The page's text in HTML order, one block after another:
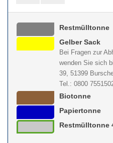
Restmülltonne
Gelber Sack
Bei Fragen zur
wenden Sie sich
39, 51399
Tel.: 0800
Biotonne
Papiertonne
Restmülltonne